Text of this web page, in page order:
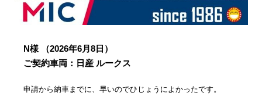
N様
（2026年6月8日）
ご契約車両：日産 ルークス
申請から納車までに、早いのでひじょうによかったです。